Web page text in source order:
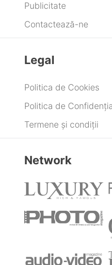
Publicitate
Contactează-ne
Legal
Politica de Cookies
Politica de
Termene și condiții
Network